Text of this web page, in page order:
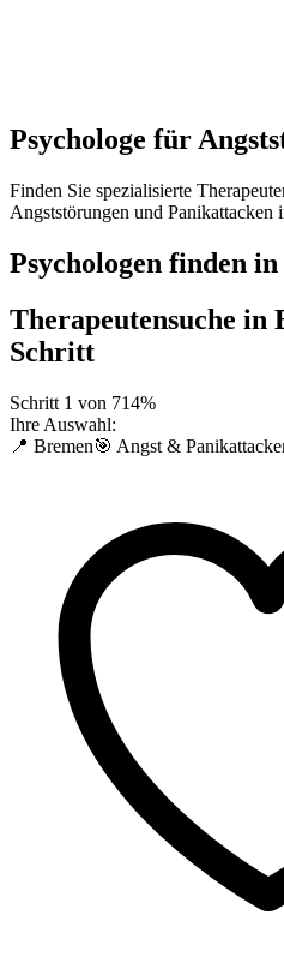
Psychologe für
Finden Sie spezialisierte
Angststörungen und Panikattacken
Psychologen finden
Therapeutensuche in
Schritt
Schritt 1 von 714%
Ihre Auswahl:
📍 Bremen🎯 Angst &